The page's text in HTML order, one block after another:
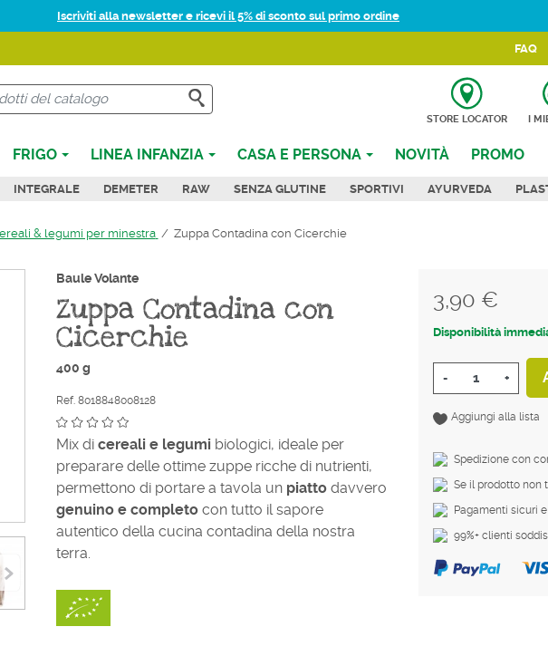
Iscriviti alla newsletter e ricevi il 5% di sconto sul primo ordine
FAQ
CERCA STORE LOCATOR I
FRIGO LINEA INFANZIA CASA E PERSONA NOVITÀ PROMO
INTEGRALE DEMETER RAW SENZA GLUTINE SPORTIVI AYURVEDA
& legumi per minestra Zuppa Contadina con Cicerchie
Baule Volante
Zuppa Contadina con
Cicerchie
400 g
Ref. 8018848008128
Mix di cereali e legumi biologici, ideale per
preparare delle ottime zuppe ricche di nutrienti,
permettono di portare a tavola un piattodavvero
genuino e completo con tutto il sapore
autentico della cucina contadina della nostra
terra.
3,90 €
Tasse incluse
Disponibilità
- +
Aggiungi alla lista
Spedizione con
Se il prodotto non
Pagamenti sicuri
99%+ clienti